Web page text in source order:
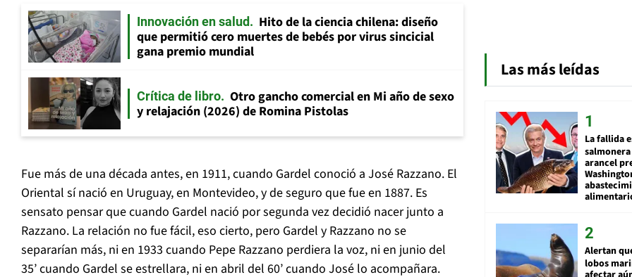
Innovación en salud
Hito de la ciencia chilena: diseño
que permitió cero muertes de bebés por virus sincicial
gana premio mundial
Crítica de libro
Otro gancho comercial en Mi año de sexo
y relajación (2026) de Romina Pistolas
Fue más de una década antes, en 1911, cuando Gardel conoció a José Razzano. El
Oriental sí nació en Uruguay, en Montevideo, y de seguro que fue en 1887. Es
sensato pensar que cuando Gardel nació por segunda vez decidió nacer junto a
Razzano. La relación no fue fácil, eso cierto, pero Gardel y Razzano no se
separarían más, ni en 1933 cuando Pepe Razzano perdiera la voz, ni en junio del
35’ cuando Gardel se estrellara, ni en abril del 60’ cuando José lo acompañara.
Las más leídas
La fallida
arancel
Alertan
lobos